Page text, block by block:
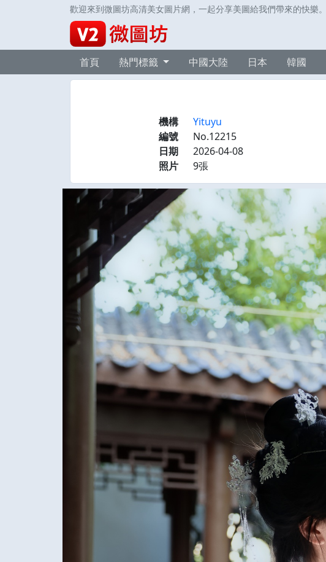
歡迎來到微圖坊高清美女圖片網，一起分享美圖給我們帶來的快樂。
首頁 熱門標籤 中國大陸 日本 韓國
機構
Yituyu
編號
No.12215
日期
2026-04-08
照片
9張